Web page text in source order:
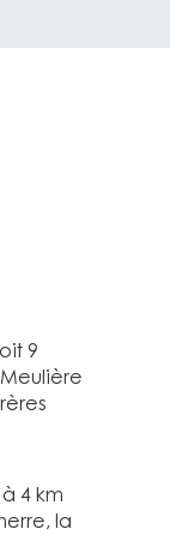
9
4 km
la